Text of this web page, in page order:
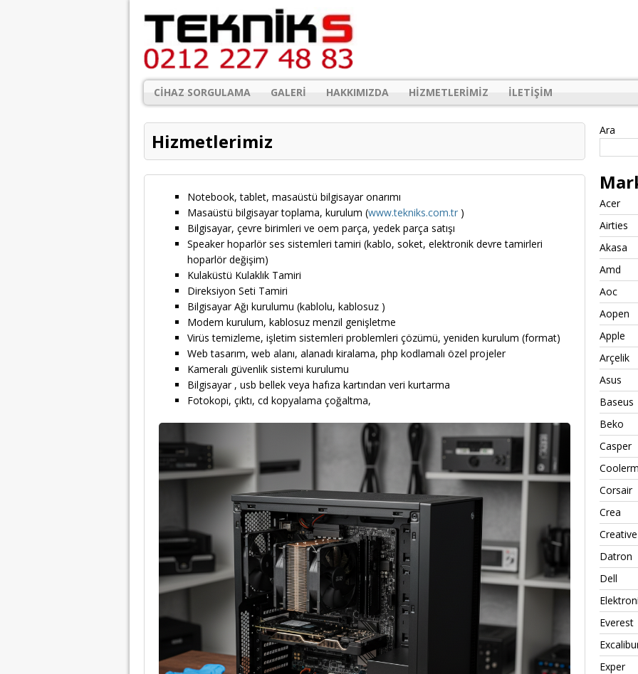
CIHAZ SORGULAMA GALERI HAKKIMIZDA HIZMETLERIMIZ İLETIŞIM
Hizmetlerimiz
Notebook, tablet, masaüstü bilgisayar onarımı
Masaüstü bilgisayar toplama, kurulum (www.tekniks.com.tr )
Bilgisayar, çevre birimleri ve oem parça, yedek parça satışı
Speaker hoparlör ses sistemleri tamiri (kablo, soket, elektronik devre tamirleri
hoparlör değişim)
Kulaküstü Kulaklık Tamiri
Direksiyon Seti Tamiri
Bilgisayar Ağı kurulumu (kablolu, kablosuz )
Modem kurulum, kablosuz menzil genişletme
Virüs temizleme, işletim sistemleri problemleri çözümü, yeniden kurulum (format)
Web tasarım, web alanı, alanadı kiralama, php kodlamalı özel projeler
Kameralı güvenlik sistemi kurulumu
Bilgisayar , usb bellek veya hafıza kartından veri kurtarma
Fotokopi, çıktı, cd kopyalama çoğaltma,
Ara
Acer
Airties
Akasa
Amd
Aoc
Aopen
Apple
Arçelik
Asus
Baseus
Beko
Casper
Corsair
Crea
Creative
Datron
Dell
Everest
Exper